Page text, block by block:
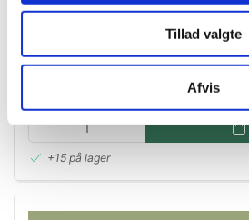
Tillad valgte
Afvis
DKK 5,00 / STK
+15 på lager